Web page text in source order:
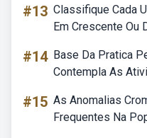
#13 Classifique Cada
Em Crescente Ou
#14 Base Da Pratica
Contempla As
#15 As Anomalias
Frequentes Na